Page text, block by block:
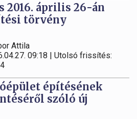
2016. április 26-án
törvény
Attila
09:18 | Utolsó frissítés:
építésének
szóló új